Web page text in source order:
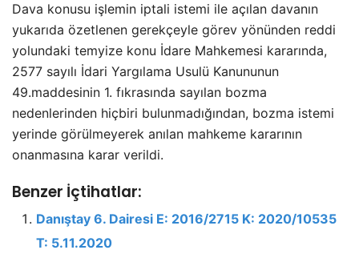
Dava konusu işlemin iptali istemi ile açılan davanın
yukarıda özetlenen gerekçeyle görev yönünden reddi
yolundaki temyize konu İdare Mahkemesi kararında,
2577 sayılı İdari Yargılama Usulü Kanununun
49.maddesinin 1. fıkrasında sayılan bozma
nedenlerinden hiçbiri bulunmadığından, bozma istemi
yerinde görülmeyerek anılan mahkeme kararının
onanmasına karar verildi.
Benzer İçtihatlar:
Danıştay 6. Dairesi E: 2016/2715 K: 2020/10535
T: 5.11.2020